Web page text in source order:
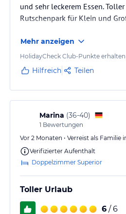
und sehr leckerem Essen.
Rutschenpark für Klein und
Mehr anzeigen
HolidayCheck Club-Punkte erhalten
Hilfreich Teilen
Marina (36-40)
1 Bewertungen
Vor 2 Monaten • Verreist als Familie
Verifizierter Aufenthalt
Doppelzimmer Superior
Toller Urlaub
6 / 6